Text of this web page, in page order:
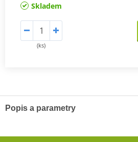
Skladem
(ks)
Popis a parametry